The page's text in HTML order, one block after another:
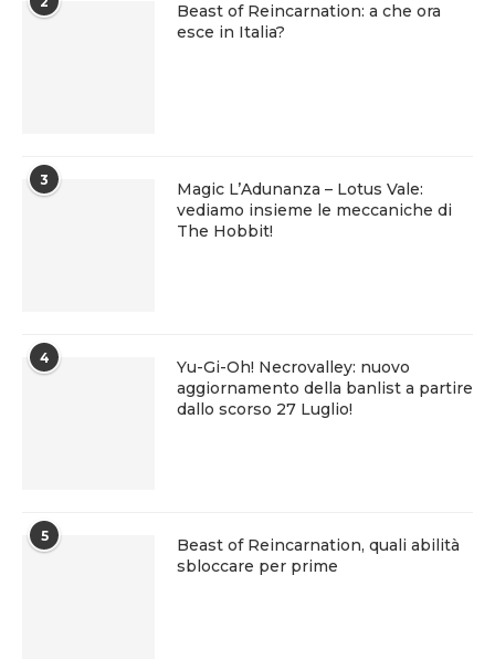
Beast of Reincarnation: a che ora
esce in Italia?
3
Magic L’Adunanza – Lotus Vale:
vediamo insieme le meccaniche di
The Hobbit!
4
Yu-Gi-Oh! Necrovalley: nuovo
aggiornamento della banlist a partire
dallo scorso 27 Luglio!
5
Beast of Reincarnation, quali abilità
sbloccare per prime